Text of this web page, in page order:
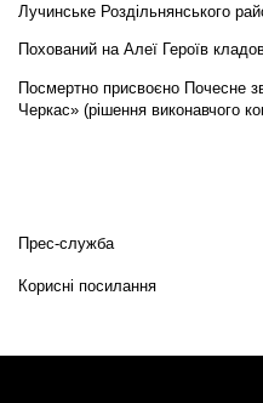
Лучинське Роздільнянського
Похований на Алеї Героїв
Посмертно присвоєно Почесне
Черкас» (рішення виконавчого
Прес-служба
Корисні посилання